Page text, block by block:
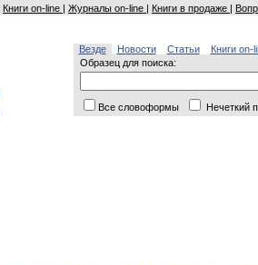
Книги on-line | Журналы on-line | Книги в продаже |
Везде Новости Статьи
Книги on-
Образец для поиска:
Все словоформы Нечеткий